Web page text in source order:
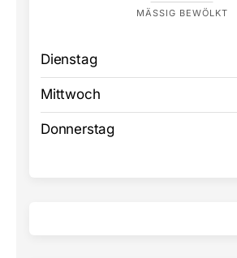
MÄSSIG BEWÖLKT
Dienstag
Mittwoch
Donnerstag